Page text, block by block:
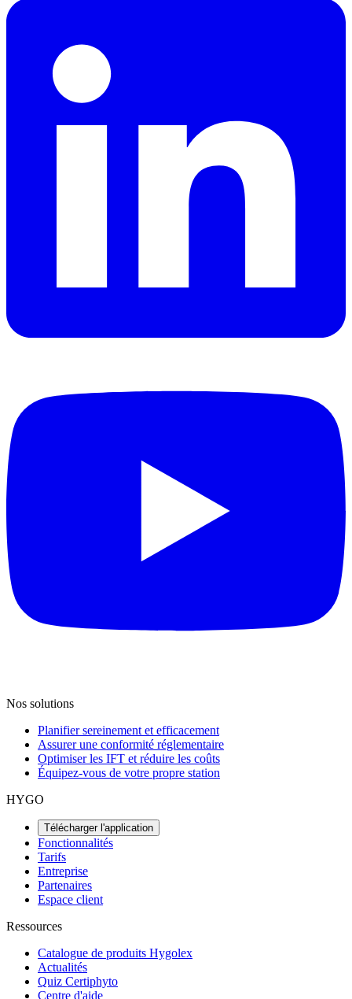
Nos solutions
Planifier sereinement et efficacement
Assurer une conformité réglementaire
Optimiser les IFT et réduire les coûts
Équipez-vous de votre propre station
HYGO
Télécharger l'application
Fonctionnalités
Tarifs
Entreprise
Partenaires
Espace client
Ressources
Catalogue de produits Hygolex
Actualités
Quiz Certiphyto
Centre d'aide